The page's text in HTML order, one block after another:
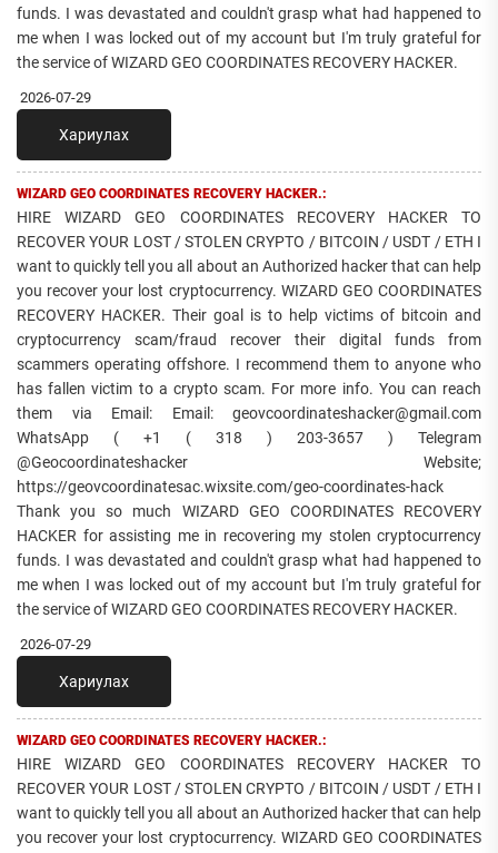
funds. I was devastated and couldn't grasp what had happened to
me when I was locked out of my account but I'm truly grateful for
the service of WIZARD GEO COORDINATES RECOVERY HACKER.
2026-07-29
Хариулах
WIZARD GEO COORDINATES RECOVERY HACKER.:
HIRE WIZARD GEO COORDINATES RECOVERY HACKER TO
RECOVER YOUR LOST / STOLEN CRYPTO / BITCOIN / USDT / ETH I
want to quickly tell you all about an Authorized hacker that can help
you recover your lost cryptocurrency. WIZARD GEO COORDINATES
RECOVERY HACKER. Their goal is to help victims of bitcoin and
cryptocurrency scam/fraud recover their digital funds from
scammers operating offshore. I recommend them to anyone who
has fallen victim to a crypto scam. For more info. You can reach
them via Email: Email: geovcoordinateshacker@gmail.com
WhatsApp ( +1 ( 318 ) 203-3657 ) Telegram
@Geocoordinateshacker Website;
https://geovcoordinatesac.wixsite.com/geo-coordinates-hack
Thank you so much WIZARD GEO COORDINATES RECOVERY
HACKER for assisting me in recovering my stolen cryptocurrency
funds. I was devastated and couldn't grasp what had happened to
me when I was locked out of my account but I'm truly grateful for
the service of WIZARD GEO COORDINATES RECOVERY HACKER.
2026-07-29
Хариулах
WIZARD GEO COORDINATES RECOVERY HACKER.:
HIRE WIZARD GEO COORDINATES RECOVERY HACKER TO
RECOVER YOUR LOST / STOLEN CRYPTO / BITCOIN / USDT / ETH I
want to quickly tell you all about an Authorized hacker that can help
you recover your lost cryptocurrency. WIZARD GEO COORDINATES